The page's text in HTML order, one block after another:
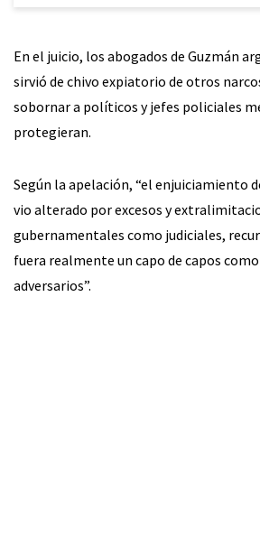
En el juicio, los abogados de Guzmán
sirvió de chivo expiatorio de otros
sobornar a políticos y jefes policiales
protegieran.
Según la apelación, “el enjuiciamiento
vio alterado por excesos y
gubernamentales como judiciales,
fuera realmente un capo de capos
adversarios”.